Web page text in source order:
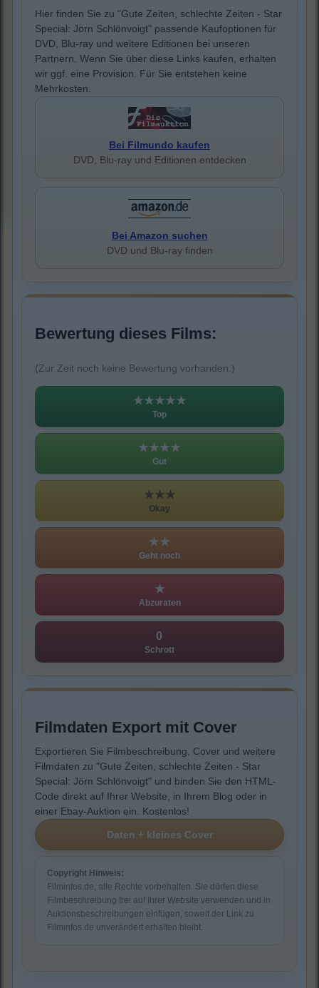
Hier finden Sie zu "Gute Zeiten, schlechte Zeiten - Star
Special: Jörn Schlönvoigt" passende Kaufoptionen für
DVD, Blu-ray und weitere Editionen bei unseren
Partnern. Wenn Sie über diese Links kaufen, erhalten
wir ggf. eine Provision. Für Sie entstehen keine
Mehrkosten.
Bei Filmundo kaufen
DVD, Blu-ray und Editionen entdecken
Bei Amazon suchen
DVD und Blu-ray finden
Bewertung dieses Films:
(Zur Zeit noch keine Bewertung vorhanden.)
★★★★★
Top
★★★★
Gut
★★★
Okay
★★
Geht noch
★
Abzuraten
0
Schrott
Filmdaten Export mit Cover
Exportieren Sie Filmbeschreibung, Cover und weitere
Filmdaten zu "Gute Zeiten, schlechte Zeiten - Star
Special: Jörn Schlönvoigt" und binden Sie den HTML-
Code direkt auf Ihrer Website, in Ihrem Blog oder in
einer Ebay-Auktion ein. Kostenlos!
Copyright Hinweis:
Filminfos.de, alle Rechte vorbehalten. Sie dürfen diese
Filmbeschreibung frei auf Ihrer Website verwenden und in
Auktionsbeschreibungen einfügen, soweit der Link zu
Filminfos.de unverändert erhalten bleibt.